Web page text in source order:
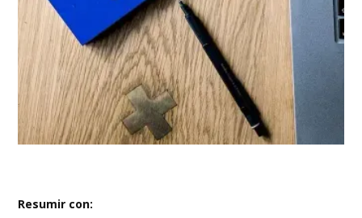
Resumir con: